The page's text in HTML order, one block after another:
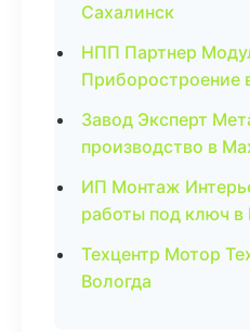
Сахалинск
НПП Партнер
Приборостроение
Завод Эксперт
производство в
ИП Монтаж
работы под ключ в
Техцентр Мотор
Вологда